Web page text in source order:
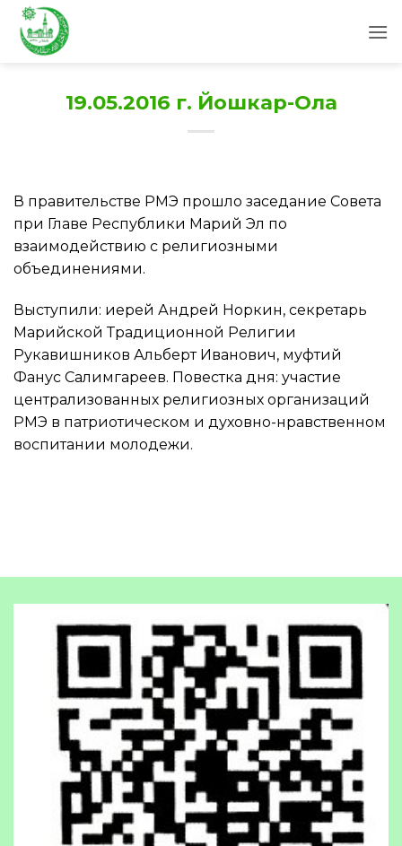
Skip
content
19.05.2016 г. Йошкар-Ола
В правительстве РМЭ прошло заседание Совета
при Главе Республики Марий Эл по
взаимодействию с религиозными
объединениями.
Выступили: иерей Андрей Норкин, секретарь
Марийской Традиционной Религии
Рукавишников Альберт Иванович, муфтий
Фанус Салимгареев. Повестка дня: участие
централизованных религиозных организаций
РМЭ в патриотическом и духовно-нравственном
воспитании молодежи.